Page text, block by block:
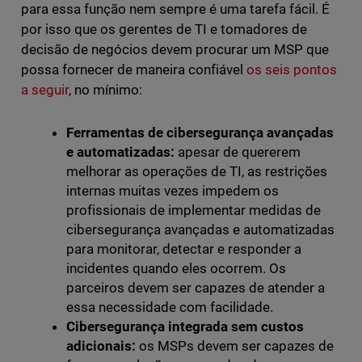
para essa função nem sempre é uma tarefa fácil. É
por isso que os gerentes de TI e tomadores de
decisão de negócios devem procurar um MSP que
possa fornecer de maneira confiávelos seis pontos
a seguir, no mínimo:
Ferramentas de cibersegurança avançadas
e automatizadas: apesar de quererem
melhorar as operações de TI, as restrições
internas muitas vezes impedem os
profissionais de implementar medidas de
cibersegurança avançadas e automatizadas
para monitorar, detectar e responder a
incidentes quando eles ocorrem. Os
parceiros devem ser capazes de atender a
essa necessidade com facilidade.
Cibersegurança integrada sem custos
adicionais: os MSPs devem ser capazes de